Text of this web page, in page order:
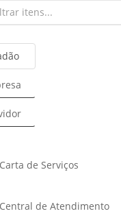
Carta de Serviços
Central de Atendimento